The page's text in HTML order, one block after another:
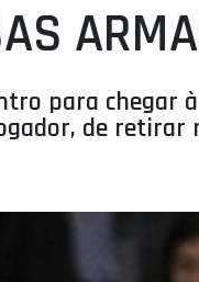
para chegar
de